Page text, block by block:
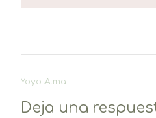
Navegación
entradas
Yoyo Alma
Deja una